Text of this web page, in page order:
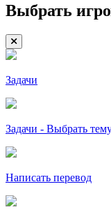
Выбрать
Задачи
Задачи - Выбрать
Написать перевод